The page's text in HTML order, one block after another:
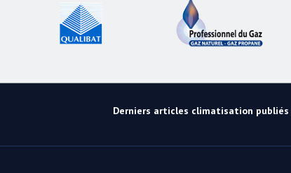
Derniers articles climatisation publiés